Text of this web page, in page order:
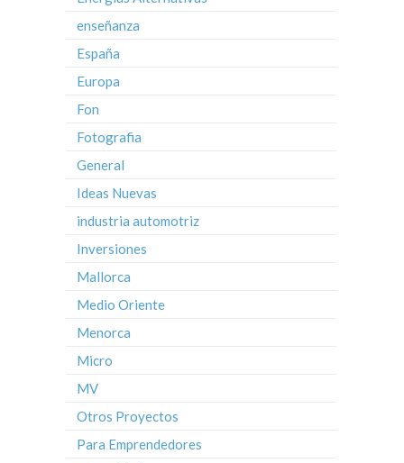
enseñanza
España
Europa
Fon
Fotografia
General
Ideas Nuevas
industria automotriz
Inversiones
Mallorca
Medio Oriente
Menorca
Micro
MV
Otros Proyectos
Para Emprendedores